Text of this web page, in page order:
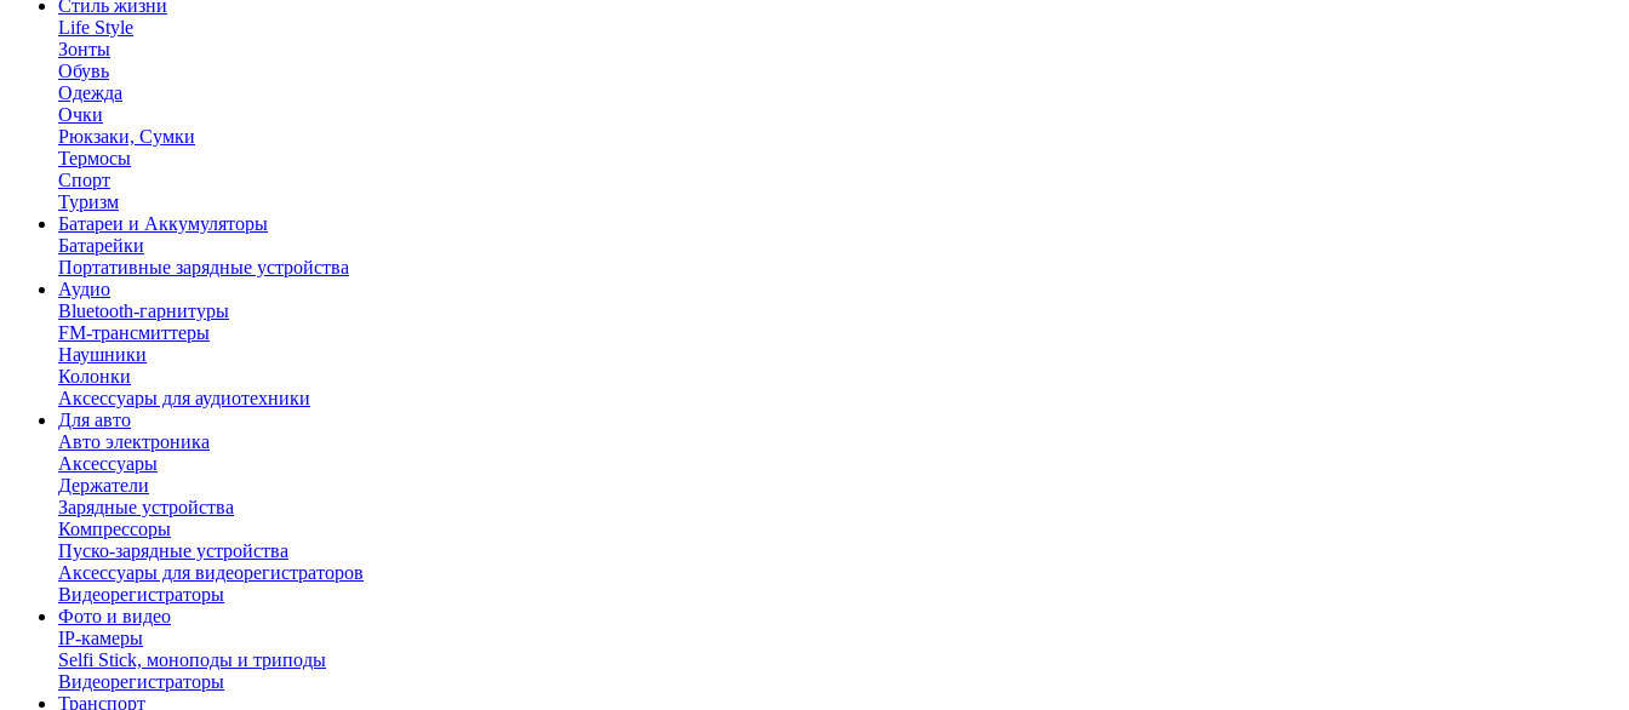
Стиль жизни
Life Style
Зонты
Обувь
Одежда
Очки
Рюкзаки, Сумки
Термосы
Спорт
Туризм
Батареи и Аккумуляторы
Батарейки
Портативные зарядные устройства
Аудио
Bluetooth-гарнитуры
FM-трансмиттеры
Наушники
Колонки
Аксессуары для аудиотехники
Для авто
Авто электроника
Аксессуары
Держатели
Зарядные устройства
Компрессоры
Пуско-зарядные устройства
Аксессуары для видеорегистраторов
Видеорегистраторы
Фото и видео
IP-камеры
Selfi Stick, моноподы и триподы
Видеорегистраторы
Транспорт